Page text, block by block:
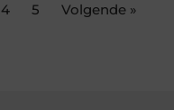
4 5 Volgende »